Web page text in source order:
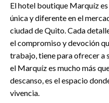
El hotel boutique Marquíz
única y diferente en el
ciudad de Quito. Cada
el compromiso y devoción
trabajo, tiene para ofrecer a
el Marquíz es mucho más
descanso, es el espacio
vivencia.